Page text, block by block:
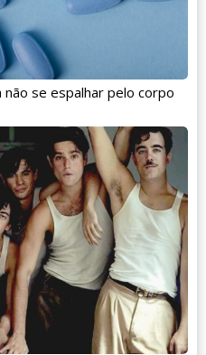
se espalhar pelo corpo